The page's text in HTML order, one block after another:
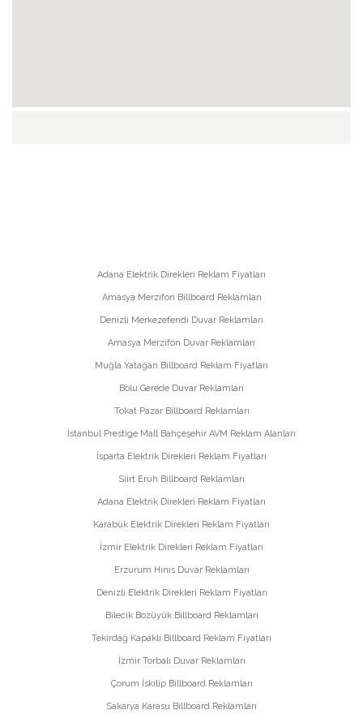
Adana Elektrik Direkleri Reklam Fiyatları
Amasya Merzifon Billboard Reklamları
Denizli Merkezefendi Duvar Reklamları
Amasya Merzifon Duvar Reklamları
Muğla Yatağan Billboard Reklam Fiyatları
Bolu Gerede Duvar Reklamları
Tokat Pazar Billboard Reklamları
İstanbul Prestige Mall Bahçeşehir AVM Reklam Alanları
İsparta Elektrik Direkleri Reklam Fiyatları
Siirt Eruh Billboard Reklamları
Adana Elektrik Direkleri Reklam Fiyatları
Karabük Elektrik Direkleri Reklam Fiyatları
İzmir Elektrik Direkleri Reklam Fiyatları
Erzurum Hınıs Duvar Reklamları
Denizli Elektrik Direkleri Reklam Fiyatları
Bilecik Bozüyük Billboard Reklamları
Tekirdağ Kapaklı Billboard Reklam Fiyatları
İzmir Torbalı Duvar Reklamları
Çorum İskilip Billboard Reklamları
Sakarya Karasu Billboard Reklamları